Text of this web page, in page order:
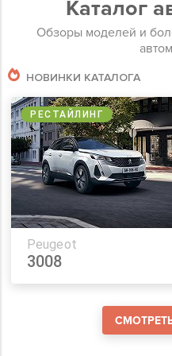
Каталог
Обзоры моделей и
НОВИНКИ КАТАЛОГА
РЕСТАЙЛИНГ
Peugeot
3008